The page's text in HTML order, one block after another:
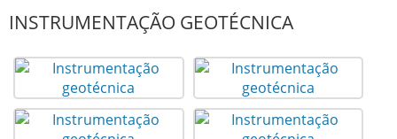
INSTRUMENTAÇÃO GEOTÉCNICA